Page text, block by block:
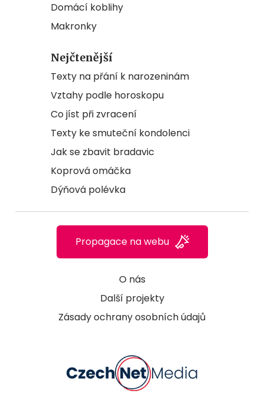
Domácí koblihy
Makronky
Nejčtenější
Texty na přání k narozeninám
Vztahy podle horoskopu
Co jíst při zvracení
Texty ke smuteční kondolenci
Jak se zbavit bradavic
Koprová omáčka
Dýňová polévka
O nás
Další projekty
Zásady ochrany osobních údajů
Propagace na webu